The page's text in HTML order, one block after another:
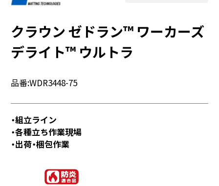
クラウン ゼドラン™ ワーカーズ
デライト™ ウルトラ
品番:WDR3448-75
・組立ライン
・各種立ち作業現場
・出荷・梱包作業